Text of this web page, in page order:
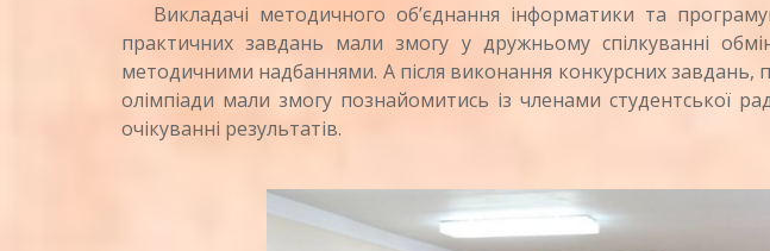
Викладачі методичного об’єднання інформатики та
практичних завдань мали змогу у дружньому спілкуванні
методичними надбаннями. А після виконання конкурсних завдань,
олімпіади мали змогу познайомитись із членами студентської
очікуванні результатів.